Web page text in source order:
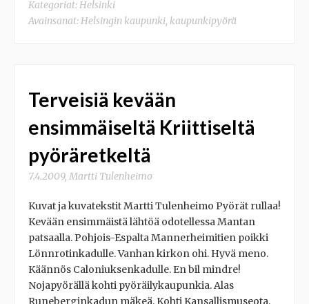
Kategoriat:Helsinki
Avainsanat:Helsingin kaupunki, kaupunkipyörä
Terveisiä kevään
ensimmäiseltä Kriittiseltä
pyöräretkeltä
7.4.2009, Martti Tulenheimo
Kuvat ja kuvatekstit Martti Tulenheimo Pyörät rullaa!
Kevään ensimmäistä lähtöä odotellessa Mantan
patsaalla. Pohjois-Espalta Mannerheimitien poikki
Lönnrotinkadulle. Vanhan kirkon ohi. Hyvä meno.
Käännös Caloniuksenkadulle. En bil mindre!
Nojapyörällä kohti pyöräilykaupunkia. Alas
Runeberginkadun mäkeä. Kohti Kansallismuseota.